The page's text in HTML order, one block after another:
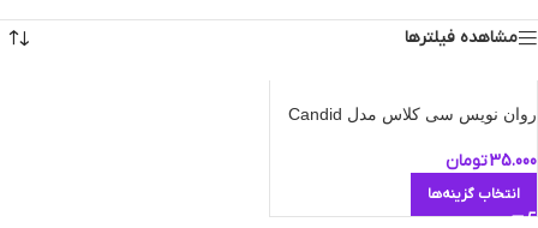
مشاهده فیلترها
روان نویس سی کلاس مدل Candid
35.000تومان
انتخاب گزینه‌ها